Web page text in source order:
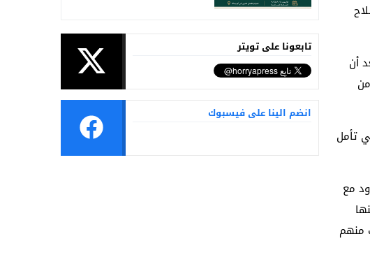
أن
تأمل
مع
الذين بلغ عددهم حتى أمس زهاء 275 ألفاً، 5 آلاف منهم
انضم الينا على فيسبوك
تابعونا على تويتر